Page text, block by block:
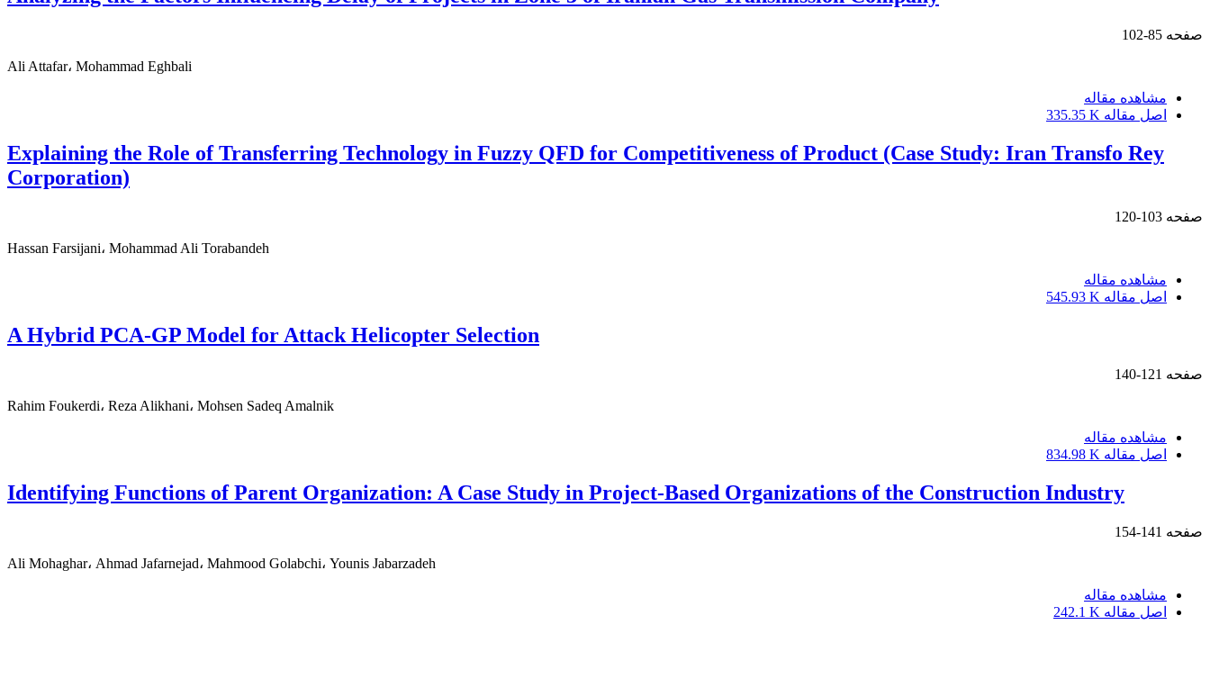
صفحه 85-102
Ali Attafar، Mohammad Eghbali
مشاهده مقاله
اصل مقاله 335.35 K
Explaining the Role of Transferring Technology in Fuzzy QFD for Competitiveness of Product (Case Study: Iran Transfo Rey
Corporation)
صفحه 103-120
Hassan Farsijani، Mohammad Ali Torabandeh
مشاهده مقاله
اصل مقاله 545.93 K
A Hybrid PCA-GP Model for Attack Helicopter Selection
صفحه 121-140
Rahim Foukerdi، Reza Alikhani، Mohsen Sadeq Amalnik
مشاهده مقاله
اصل مقاله 834.98 K
Identifying Functions of Parent Organization: A Case Study in Project-Based Organizations of the Construction Industry
صفحه 141-154
Ali Mohaghar، Ahmad Jafarnejad، Mahmood Golabchi، Younis Jabarzadeh
مشاهده مقاله
اصل مقاله 242.1 K